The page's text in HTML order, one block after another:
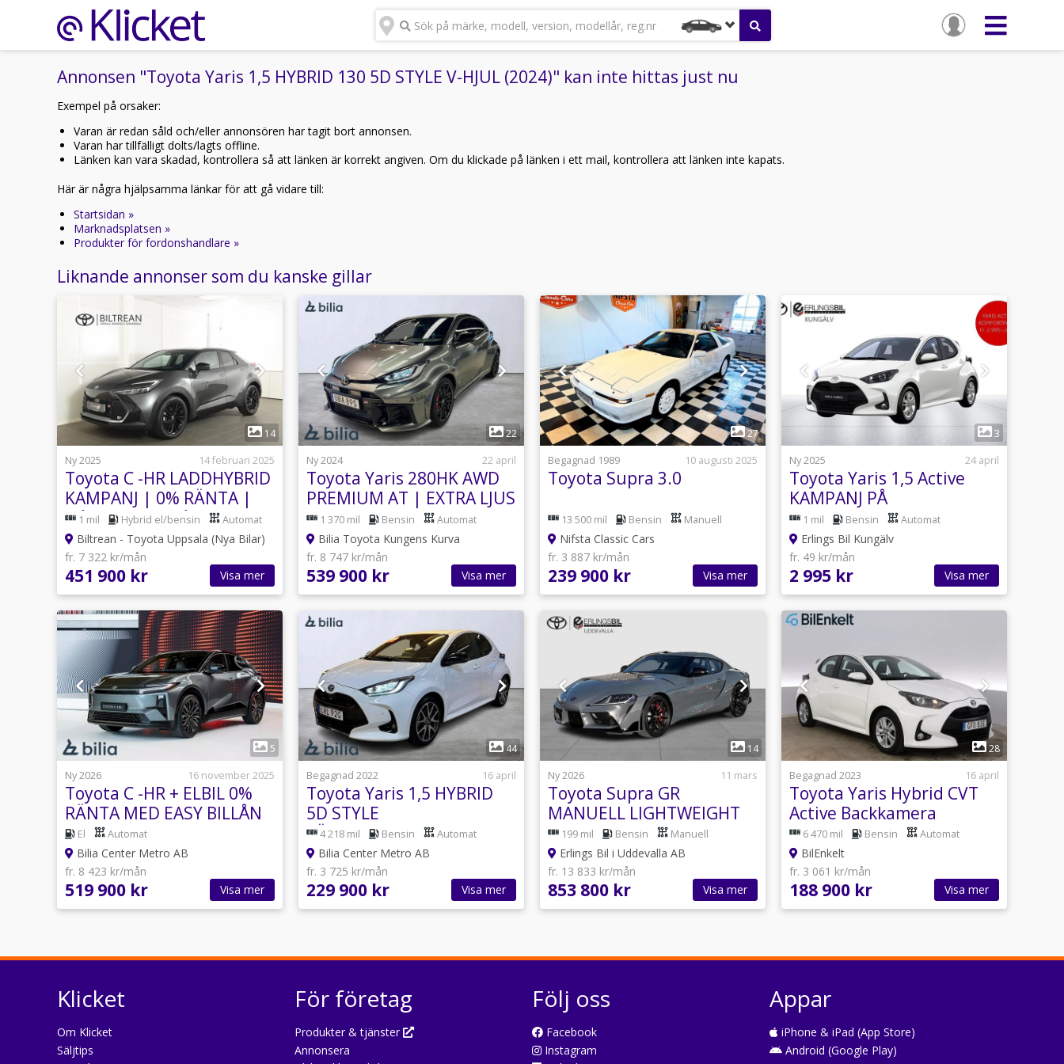
Sök på märke, modell, version, modellår, reg.nr
Annonsen "Toyota Yaris 1,5 HYBRID 130 5D STYLE V-HJUL (2024)" kan inte hittas just nu
Exempel på orsaker:
Varan är redan såld och/eller annonsören har tagit bort annonsen.
Varan har tillfälligt dolts/lagts offline.
Länken kan vara skadad, kontrollera så att länken är korrekt angiven. Om du klickade på länken i ett mail, kontrollera att länken inte kapats.
Här är några hjälpsamma länkar för att gå vidare till:
Startsidan »
Marknadsplatsen »
Produkter för fordonshandlare »
Liknande annonser som du kanske gillar
14
Ny 2025
14 februari 2025
Toyota C -HR LADDHYBRID
KAMPANJ | 0% RÄNTA |
från 3766 kr/mån
1 mil Hybrid el/bensin Automat
Biltrean - Toyota Uppsala (Nya Bilar)
fr. 7 322 kr/mån
451 900 kr Visa mer
1
22
Ny 2024
22 april
Toyota Yaris 280HK AWD
PREMIUM AT | EXTRA LJUS
1 370 mil Bensin Automat
Bilia Toyota Kungens Kurva
fr. 8 747 kr/mån
539 900 kr Visa mer
27
Begagnad 1989
10 augusti 2025
Toyota Supra 3.0
13 500 mil Bensin Manuell
Nifsta Classic Cars
fr. 3 887 kr/mån
239 900 kr Visa mer
3
Ny 2025
24 april
Toyota Yaris 1,5 Active
KAMPANJ PÅ
PRIVATLEASING
1 mil Bensin Automat
Erlings Bil Kungälv
fr. 49 kr/mån
2 995 kr Visa mer
1
5
Ny 2026
16 november 2025
Toyota C -HR + ELBIL 0%
RÄNTA MED EASY BILLÅN
El Automat
Bilia Center Metro AB
fr. 8 423 kr/mån
519 900 kr Visa mer
1
44
Begagnad 2022
16 april
Toyota Yaris 1,5 HYBRID
5D STYLE
SÄKERHETSPAKET -
4 218 mil Bensin Automat
Bilia Center Metro AB
fr. 3 725 kr/mån
229 900 kr Visa mer
1
14
Ny 2026
11 mars
Toyota Supra GR
MANUELL LIGHTWEIGHT
EVO199 mil Bensin Manuell
Erlings Bil i Uddevalla AB
fr. 13 833 kr/mån
853 800 kr Visa mer
1
28
Begagnad 2023
16 april
Toyota Yaris Hybrid CVT
Active Backkamera
6 470 mil Bensin Automat
BilEnkelt
fr. 3 061 kr/mån
188 900 kr Visa mer
Klicket
Om Klicket
Säljtips
För företag
Produkter & tjänster
Annonsera
Följ oss
Facebook
Instagram
Appar
iPhone & iPad (App Store)
Android (Google Play)